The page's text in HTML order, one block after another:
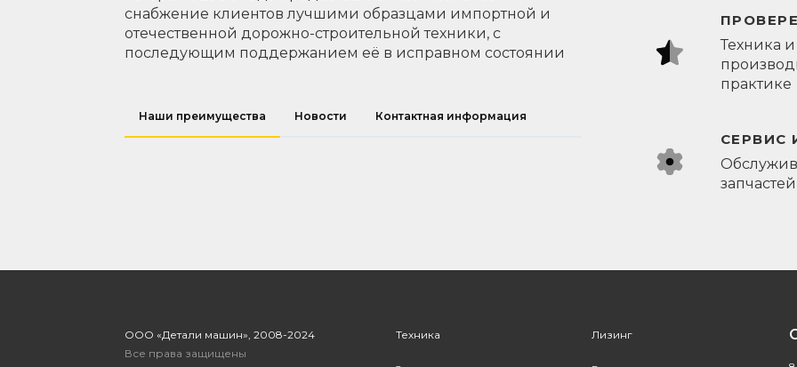
снабжение клиентов лучшими образцами импортной и
отечественной дорожно-строительной техники, с
последующим поддержанием её в исправном состоянии
Наши преимущества Новости Контактная информация
Техника
практике
СЕРВИС
ООО «Детали машин», 2008-2024
Все права защищены
Техника Лизинг